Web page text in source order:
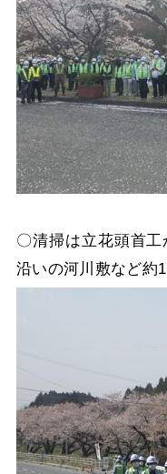
〇清掃は立花頭首
沿いの河川敷など約